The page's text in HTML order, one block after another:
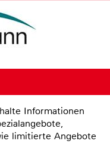
Informationen
limitierte Angebote